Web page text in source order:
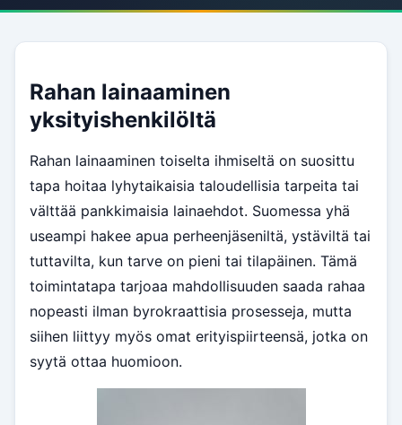
Rahan lainaaminen
yksityishenkilöltä
Rahan lainaaminen toiselta ihmiseltä on suosittu
tapa hoitaa lyhytaikaisia taloudellisia tarpeita tai
välttää pankkimaisia lainaehdot. Suomessa yhä
useampi hakee apua perheenjäseniltä, ystäviltä tai
tuttavilta, kun tarve on pieni tai tilapäinen. Tämä
toimintatapa tarjoaa mahdollisuuden saada rahaa
nopeasti ilman byrokraattisia prosesseja, mutta
siihen liittyy myös omat erityispiirteensä, jotka on
syytä ottaa huomioon.